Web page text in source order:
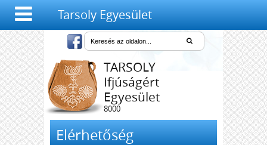
Tarsoly Egyesület
TARSOLY
Ifjúságért
Egyesület
8000
Székesfehérvár,
Salétrom u. 4-6.
Elérhetőség